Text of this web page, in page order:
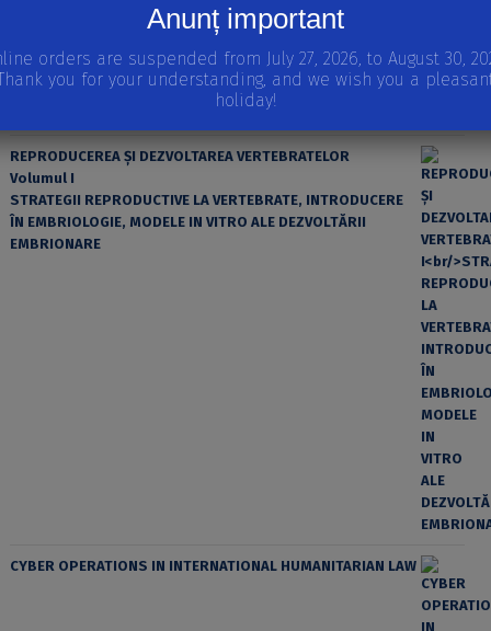
REPRODUCEREA ȘI DEZVOLTAREA VERTEBRATELOR
Volumul I
STRATEGII REPRODUCTIVE LA VERTEBRATE, INTRODUCERE
ÎN EMBRIOLOGIE, MODELE IN VITRO ALE DEZVOLTĂRII
EMBRIONARE
CYBER OPERATIONS IN INTERNATIONAL HUMANITARIAN LAW
Anunț important
orders are suspended from July 27, 2026, to August 30,
you for your understanding, and we wish you a
holiday!